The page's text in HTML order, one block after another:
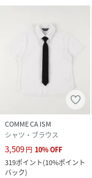
COMME CA ISM
シャツ・ブラウス
3,509円 10%OFF
319ポイント(10%ポイント
バック)